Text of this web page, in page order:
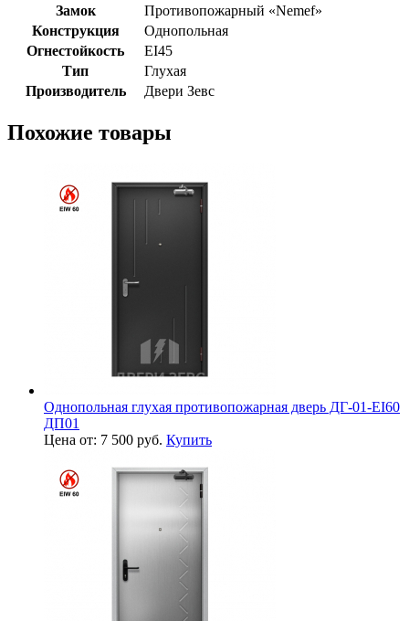
Замок
Противопожарный «Nemef»
Конструкция
Однопольная
Огнестойкость
EI45
Тип
Глухая
Производитель
Двери Зевс
Похожие товары
Однопольная глухая противопожарная дверь ДГ-01-EI60
ДП01
Цена от: 7 500 руб. Купить